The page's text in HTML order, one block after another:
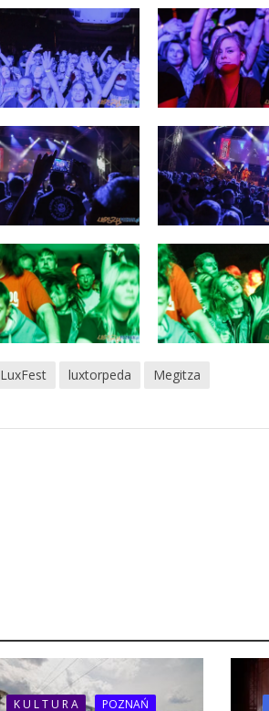
LuxFest luxtorpeda Megitza
K U L T U R A POZNAŃ